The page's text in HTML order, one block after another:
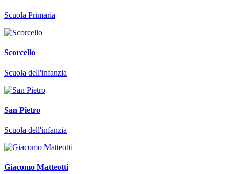
Scuola Primaria
Scorcello
Scuola dell'infanzia
San Pietro
Scuola dell'infanzia
Giacomo Matteotti